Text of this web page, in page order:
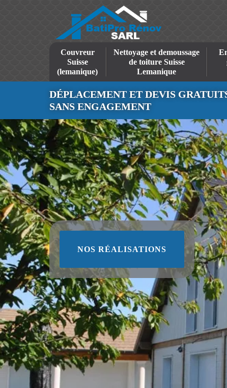
Couvreur
Suisse
(lemanique)
Nettoyage et demoussage
de toiture Suisse
Lemanique
DÉPLACEMENT ET DEVIS
SANS ENGAGEMENT
NOS RÉALISATIONS